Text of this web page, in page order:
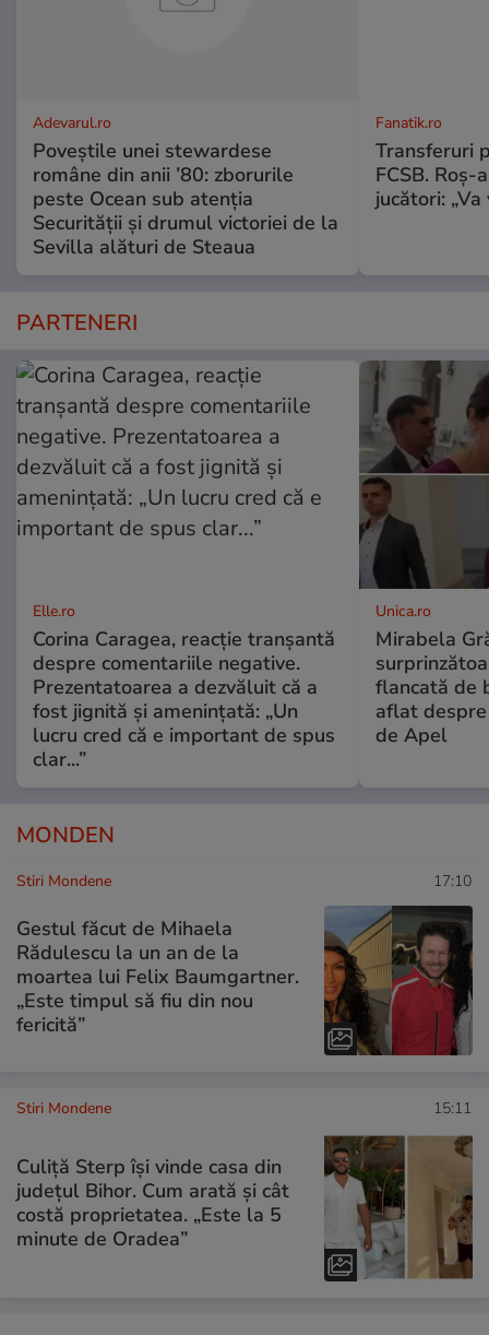
Adevarul.ro
Poveștile unei stewardese
române din anii ’80: zborurile
peste Ocean sub atenția
Securității și drumul victoriei de la
Sevilla alături de Steaua
Fanatik.ro
Transferuri
FCSB.
jucători:
PARTENERI
Elle.ro
Corina Caragea, reacție tranșantă
despre comentariile negative.
Prezentatoarea a dezvăluit că a
fost jignită și amenințată: „Un
lucru cred că e important de spus
clar...”
Unica.ro
Mirabela
flancată de
aflat
de Apel
MONDEN
Stiri Mondene 17:10
Gestul făcut de Mihaela
Rădulescu la un an de la
moartea lui Felix Baumgartner.
„Este timpul să fiu din nou
fericită”
Stiri Mondene 15:11
Culiță Sterp își vinde casa din
județul Bihor. Cum arată și cât
costă proprietatea. „Este la 5
minute de Oradea”